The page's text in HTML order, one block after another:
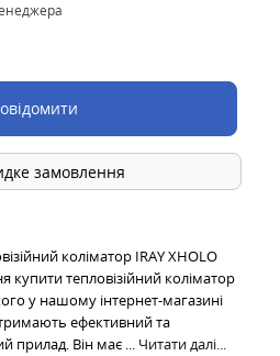
замовлення
коліматор IRAY XHOLO
тепловізійний коліматор
у нашому інтернет-магазині
ефективний та
прилад. Він має ... Читати далі...